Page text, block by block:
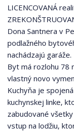
LICENCOVANÁ
Dona Santnera v
podlažného
nachádzajú garáže.
Byt má rozlohu 78
vlastný novo
Kuchyňa je
kuchynskej linke,
zabudované
vstup na lodžiu,